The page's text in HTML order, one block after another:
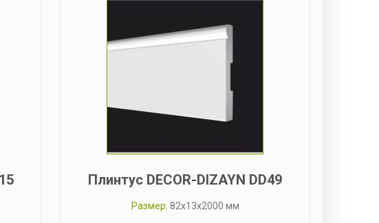
Плинтус DECOR-DIZAYN DD49
Размер: 82x13x2000 мм